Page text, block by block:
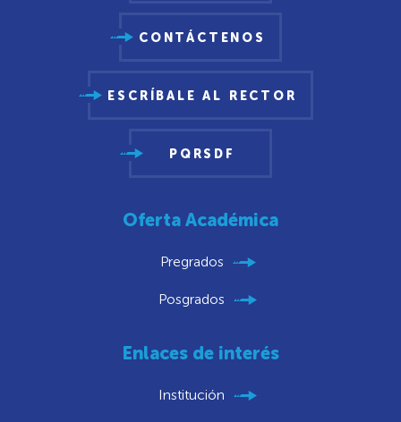
CONTÁCTENOS
ESCRÍBALE AL RECTOR
PQRSDF
Oferta Académica
Pregrados
Posgrados
Enlaces de interés
Institución